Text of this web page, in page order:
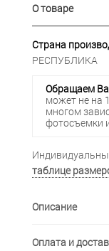
О товаре
Страна
РЕСПУБЛИКА
Обращаем
может не на
многом
фотосъемки
таблице
Описание
Оплата и